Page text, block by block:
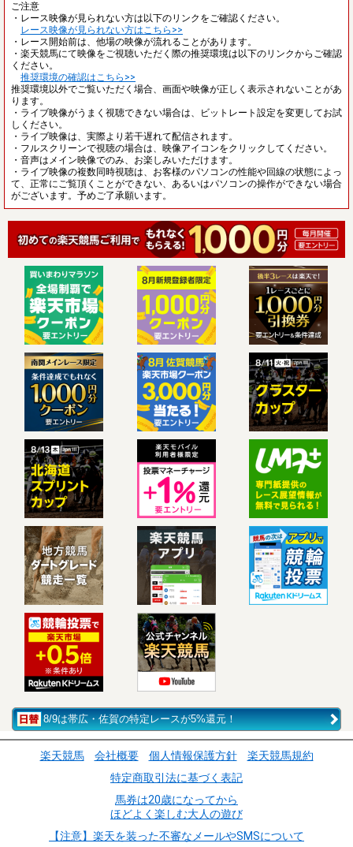
ご注意
・レース映像が見られない方は以下のリンクをご確認ください。
レース映像が見られない方はこちら>>
・レース開始前は、他場の映像が流れることがあります。
・楽天競馬にて映像をご視聴いただく際の推奨環境は以下のリンクからご確認
ください。
推奨環境の確認はこちら>>
推奨環境以外でご覧いただく場合、画面や映像が正しく表示されないことがあ
ります。
・ライブ映像がうまく視聴できない場合は、ビットレート設定を変更してお試
しください。
・ライブ映像は、実際より若干遅れて配信されます。
・フルスクリーンで視聴の場合は、映像アイコンをクリックしてください。
・音声はメイン映像でのみ、お楽しみいただけます。
・ライブ映像の複数同時視聴は、お客様のパソコンの性能や回線の状態によっ
て、正常にご覧頂くことができない、あるいはパソコンの操作ができない場合
がございます。予めご了承願います。
8/9は帯広・佐賀の特定レースが5%還元！
楽天競馬 会社概要 個人情報保護方針
楽天競馬規約
特定商取引法に基づく表記
馬券は20歳になってから
ほどよく楽しむ大人の遊び
【注意】楽天を装った不審なメールやSMSについて